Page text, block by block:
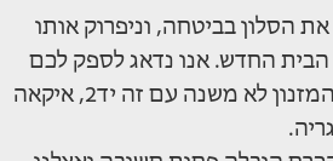
הסלון בביטחה, וניפרוק אותו
הבית החדש. אנו נדאג לספק לכם
שרות המלא להרכבת המזנון לא משנה עם זה יד2, איקאה